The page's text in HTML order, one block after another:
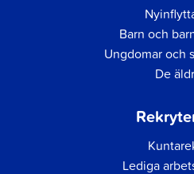
Barn och
Ungdomar och
De
Lediga